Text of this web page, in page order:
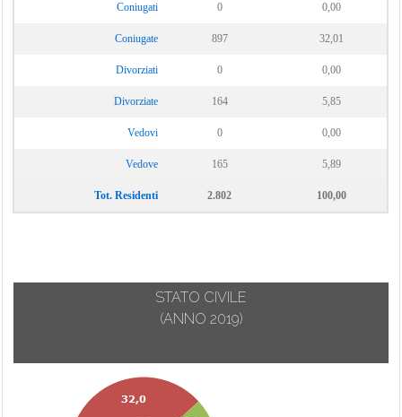
Coniugati 0 0,00
Coniugate 897 32,01
Divorziati 0 0,00
Divorziate 164 5,85
Vedovi 0 0,00
Vedove 165 5,89
Tot. Residenti 2.802 100,00
STATO CIVILE
(ANNO 2019)